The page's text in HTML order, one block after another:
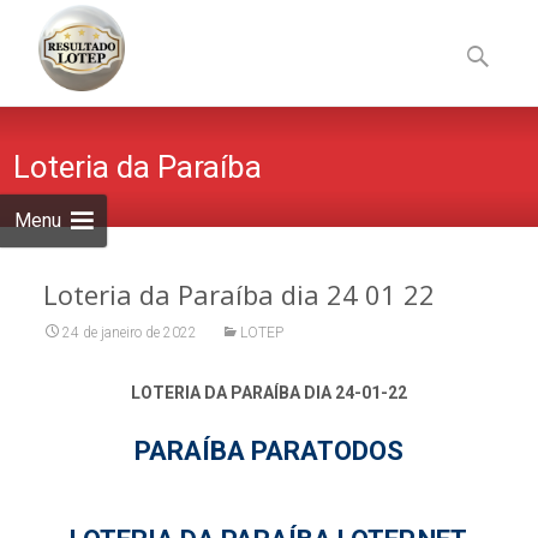
Menu
to
content
por:
Loteria da Paraíba
Loteria da Paraíba dia 24 01 22
24 de janeiro de 2022 LOTEP
LOTERIA DA PARAÍBA DIA 24-01-22
PARAÍBA PARATODOS